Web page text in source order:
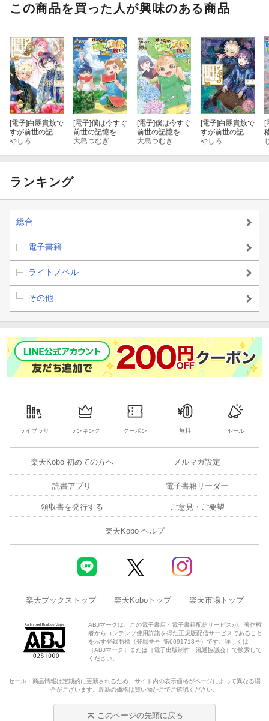
た〜【電子書籍
限定書き下ろし
MIC 第5巻
子書籍限定書き
下ろしSS付き】
【電子書籍限定
書き下ろしSS付
この商品を買った人が興味のある商品
[電子]白豚貴族で
すが前世の記憶
が生えたのでひ
しSS付き】
やしろ
[電子]僕は今すぐ
前世の記憶を捨
てたい。〜憧れ
大島つむぎ
[電子]僕は今すぐ
前世の記憶を捨
てたい。〜憧れ
大島つむぎ
[電子]白豚貴族で
すが前世の記憶
が生えたのでひ
やしろ
[
ランキング
総合
電子書籍
ライトノベル
その他
ライブラリ ランキング クーポン 無料 セール
楽天Kobo 初めての方へ メルマガ設定
読書アプリ 電子書籍リーダー
領収書を発行する ご意見・ご要望
楽天Kobo ヘルプ
楽天ブックストップ 楽天Koboトップ 楽天市場トップ
ABJマークは、この電子書店・電子書籍配信サービスが、著作権
者からコンテンツ使用許諾を得た正規版配信サービスであること
を示す登録商標（登録番号 第6091713号）です。詳しくは
［ABJマーク］または［電子出版制作・流通協議会］で検索して
ください。
セール・商品情報は定期的に更新されるため、サイト内の表示価格がページによって異なる場
合がございます。最新の価格は買い物かごでご確認ください。
このページの先頭に戻る